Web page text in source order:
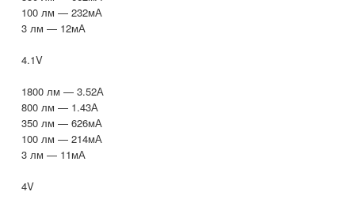
100 лм — 232мА
3 лм — 12мА
4.1V
1800 лм — 3.52А
800 лм — 1.43А
350 лм — 626мА
100 лм — 214мА
3 лм — 11мА
4V